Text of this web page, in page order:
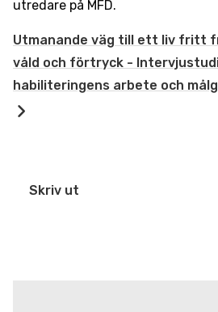
utredare på MFD.
Utmanande väg till ett liv fritt
våld och förtryck -
habiliteringens arbete och
Skriv ut